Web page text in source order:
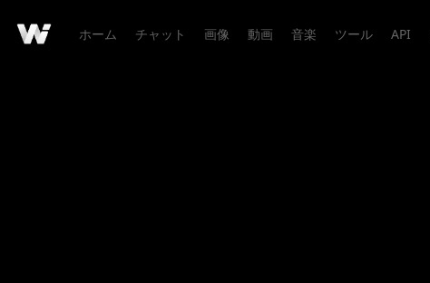
ホーム チャット 画像 動画 音楽 ツール API